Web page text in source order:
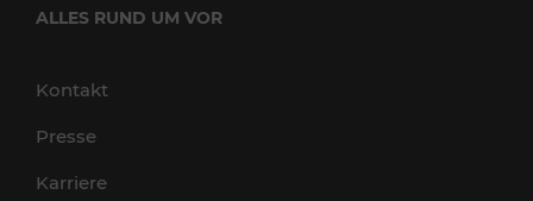
ALLES RUND UM VOR
Kontakt
Presse
Karriere